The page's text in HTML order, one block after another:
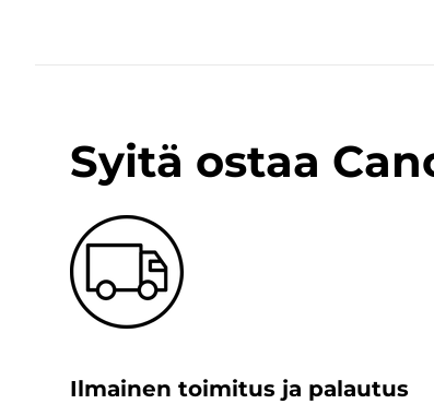
Syitä ostaa
Ilmainen toimitus ja palautus